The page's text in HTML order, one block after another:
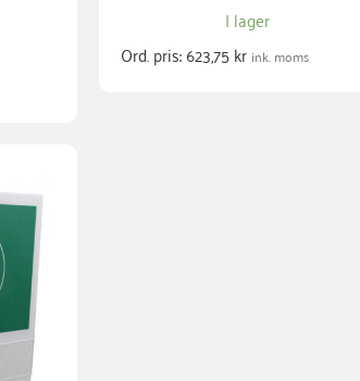
I lager
Ord. pris:623,75kr ink. moms